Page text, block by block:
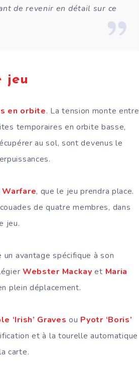
de revenir en détail sur ce
jeu
en orbite. La tension monte entre
temporaires en orbite basse,
au sol, sont devenus le
, que le jeu prendra place.
de quatre membres, dans
jeu.
avantage spécifique à son
Webster Mackay et Maria
plein déplacement.
‘Irish’ Graves ou Pyotr ‘Boris’
et à la tourelle automatique
carte.